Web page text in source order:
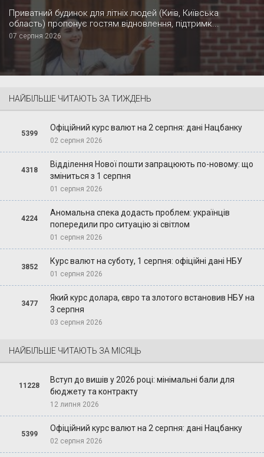
Приватний будинок для літніх людей (Київ, Київська
область) пропонує гостям відновлення, підтримк...
07 серпня 2026
НАЙБІЛЬШЕ ЧИТАЮТЬ ЗА ТИЖДЕНЬ
5399
Офіційний курс валют на 2 серпня: дані Нацбанку
02 серпня 2026
4318
Відділення Нової пошти запрацюють по-новому: що
зміниться з 1 серпня
01 серпня 2026
4224
Аномальна спека додасть проблем: українців
попередили про ситуацію зі світлом
01 серпня 2026
3852
Курс валют на суботу, 1 серпня: офіційні дані НБУ
01 серпня 2026
3477
Який курс долара, євро та злотого встановив НБУ на
3 серпня
03 серпня 2026
НАЙБІЛЬШЕ ЧИТАЮТЬ ЗА МІСЯЦЬ
11228
Вступ до вишів у 2026 році: мінімальні бали для
бюджету та контракту
12 липня 2026
5399
Офіційний курс валют на 2 серпня: дані Нацбанку
02 серпня 2026